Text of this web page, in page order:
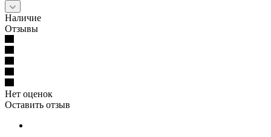
Наличие
Отзывы
Нет оценок
Оставить отзыв